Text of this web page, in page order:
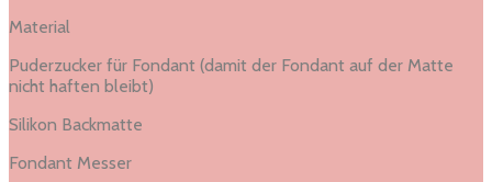
Material
Puderzucker für Fondant (damit der Fondant auf der Matte
nicht haften bleibt)
Silikon Backmatte
Fondant Messer